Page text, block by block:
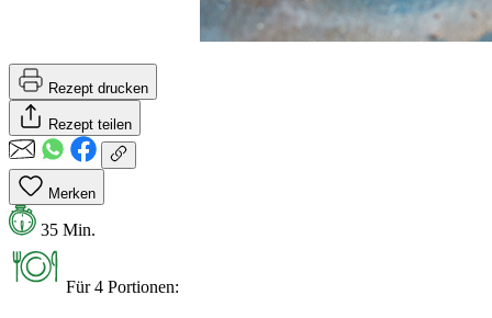
Rezept drucken
Rezept teilen
Merken
35 Min.
Für 4 Portionen: